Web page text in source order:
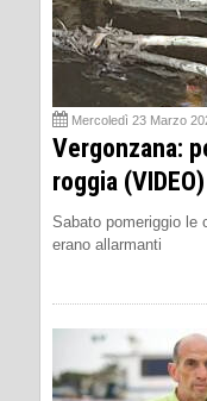
Mercoledì 23 Marzo
Vergonzana:
roggia (VIDEO)
Sabato pomeriggio le
erano allarmanti